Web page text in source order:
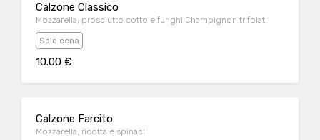
Calzone Classico
Mozzarella, prosciutto cotto e funghi Champignon trifolati
Solo cena
10.00 €
Calzone Farcito
Mozzarella, ricotta e spinaci